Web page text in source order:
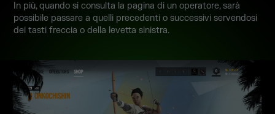
In più, quando si consulta la pagina di un operatore, sarà
possibile passare a quelli precedenti o successivi servendosi
dei tasti freccia o della levetta sinistra.